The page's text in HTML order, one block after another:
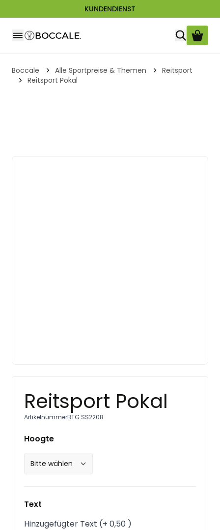
KUNDENDIENST
Boccale Alle Sportpreise & Themen
Reitsport
Reitsport Pokal
Reitsport Pokal
ArtikelnummerBTG.SS2208
Hoogte
Text
Hinzugefügter Text (+ 0,50 )